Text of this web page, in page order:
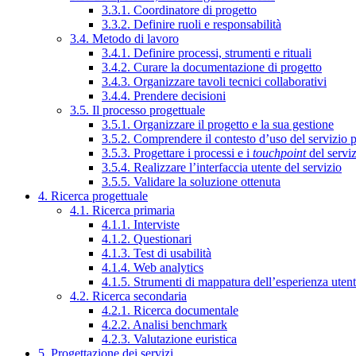
3.3.1. Coordinatore di progetto
3.3.2. Definire ruoli e responsabilità
3.4. Metodo di lavoro
3.4.1. Definire processi, strumenti e rituali
3.4.2. Curare la documentazione di progetto
3.4.3. Organizzare tavoli tecnici collaborativi
3.4.4. Prendere decisioni
3.5. Il processo progettuale
3.5.1. Organizzare il progetto e la sua gestione
3.5.2. Comprendere il contesto d’uso del servizio
3.5.3. Progettare i processi e i touchpointdel
3.5.4. Realizzare l’interfaccia utente del servizio
3.5.5. Validare la soluzione ottenuta
4. Ricerca progettuale
4.1. Ricerca primaria
4.1.1. Interviste
4.1.2. Questionari
4.1.3. Test di usabilità
4.1.4. Web analytics
4.1.5. Strumenti di mappatura dell’esperienza
4.2. Ricerca secondaria
4.2.1. Ricerca documentale
4.2.2. Analisi benchmark
4.2.3. Valutazione euristica
5. Progettazione dei servizi